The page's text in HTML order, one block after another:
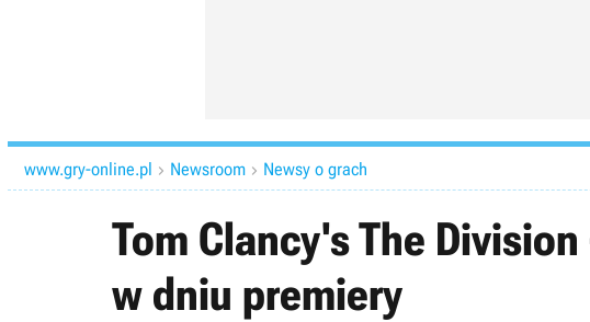
www.gry-online.pl  Newsroom  Newsy o grach
Tom Clancy's The
w dniu premiery